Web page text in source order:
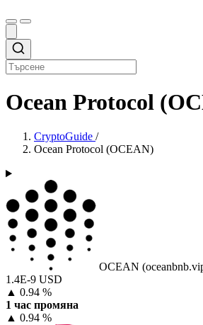
Ocean Protocol
CryptoGuide /
Ocean Protocol (OCEAN)
OCEAN
1.4E-9 USD
▲ 0.94 %
1 час промяна
▲ 0.94 %